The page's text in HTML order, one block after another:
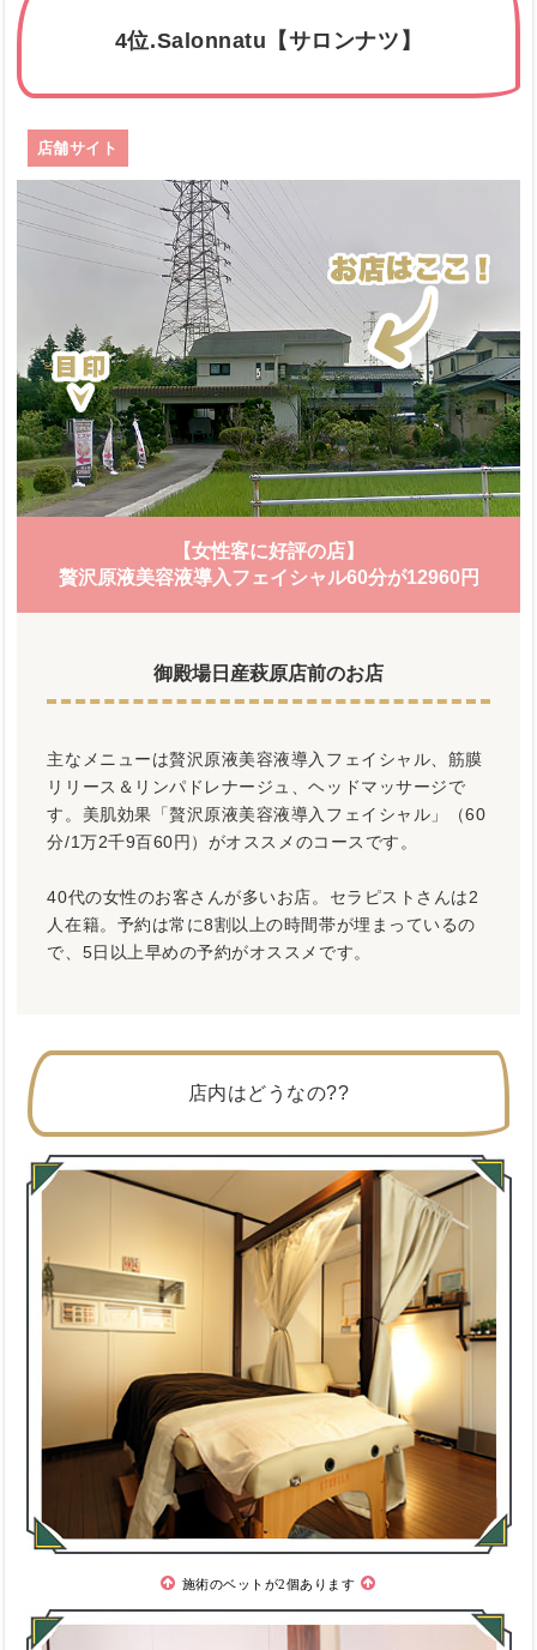
4位.Salonnatu【サロンナツ】
店舗サイト
【女性客に好評の店】
贅沢原液美容液導入フェイシャル60分が12960円
御殿場日産萩原店前のお店
主なメニューは贅沢原液美容液導入フェイシャル、筋膜
リリース＆リンパドレナージュ、ヘッドマッサージで
す。美肌効果「贅沢原液美容液導入フェイシャル」（60
分/1万2千9百60円）がオススメのコースです。
40代の女性のお客さんが多いお店。セラピストさんは2
人在籍。予約は常に8割以上の時間帯が埋まっているの
で、5日以上早めの予約がオススメです。
店内はどうなの??
施術のベットが2個あります